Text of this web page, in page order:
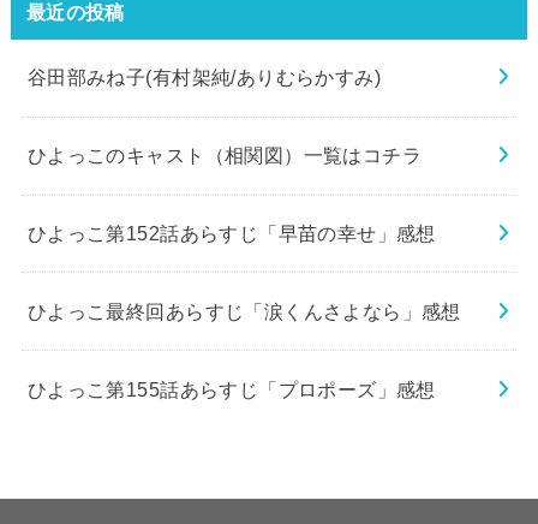
最近の投稿
谷田部みね子(有村架純/ありむらかすみ)
ひよっこのキャスト（相関図）一覧はコチラ
ひよっこ第152話あらすじ「早苗の幸せ」感想
ひよっこ最終回あらすじ「涙くんさよなら」感想
ひよっこ第155話あらすじ「プロポーズ」感想